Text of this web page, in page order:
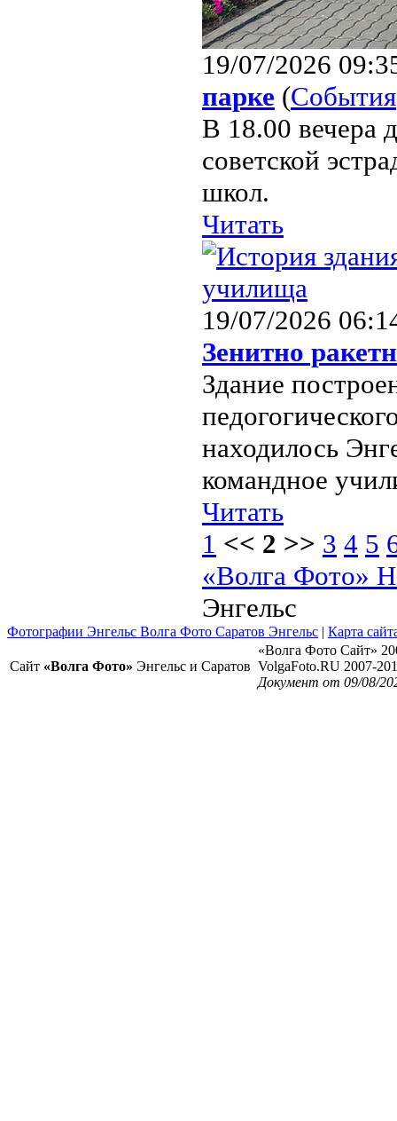
19/07/2026
парке (События
В 18.00 вечера
советской
школ.
Читать
19/07/2026
Зенитно
Здание
находилось
командное
Читать
1 << 2 >> 3 4 5
«Волга Фото»
Энгельс
Фотографии Энгельс Волга Фото Саратов Энгельс | Карта
Сайт «Волга Фото» Энгельс и Саратов
«Волга Фото Сайт»
VolgaFoto.RU 2007-
Документ от 09/08/